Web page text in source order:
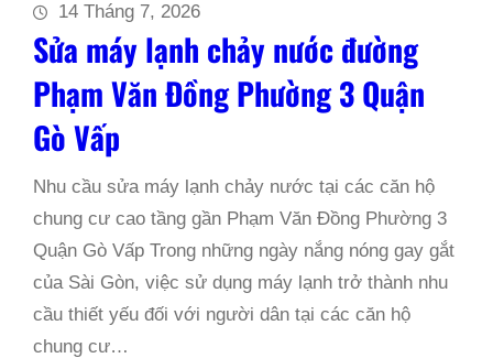
14 Tháng 7, 2026
Sửa máy lạnh chảy nước đường
Phạm Văn Đồng Phường 3 Quận
Gò Vấp
Nhu cầu sửa máy lạnh chảy nước tại các căn hộ
chung cư cao tầng gần Phạm Văn Đồng Phường 3
Quận Gò Vấp Trong những ngày nắng nóng gay gắt
của Sài Gòn, việc sử dụng máy lạnh trở thành nhu
cầu thiết yếu đối với người dân tại các căn hộ
chung cư…